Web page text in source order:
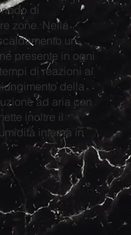
di
zone. Nella
un
presente in ogni
di reazioni ai
della
ad aria con
inoltre il
interna in